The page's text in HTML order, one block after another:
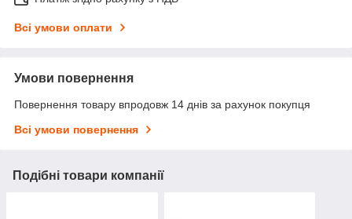
Всі умови оплати
Умови повернення
Повернення товару впродовж 14 днів за рахунок покупця
Всі умови повернення
Подібні товари компанії